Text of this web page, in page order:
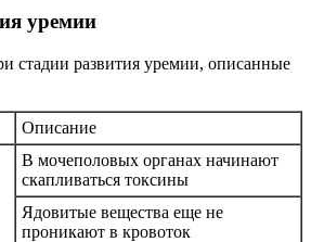
уремии
стадии развития уремии, описанные
Описание
В мочеполовых органах начинают
скапливаться токсины
Ядовитые вещества еще не
проникают в кровоток